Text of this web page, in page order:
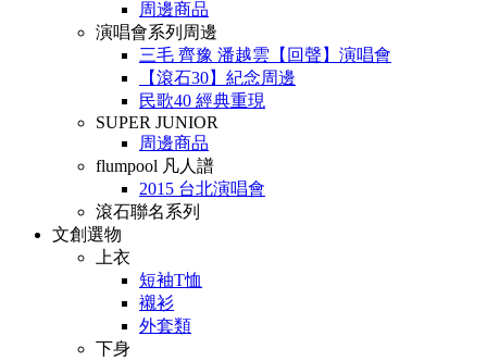
周邊商品
演唱會系列周邊
三毛 齊豫 潘越雲【回聲】演唱會
【滾石30】紀念周邊
民歌40 經典重現
SUPER JUNIOR
周邊商品
flumpool 凡人譜
2015 台北演唱會
滾石聯名系列
文創選物
上衣
短袖T恤
襯衫
外套類
下身